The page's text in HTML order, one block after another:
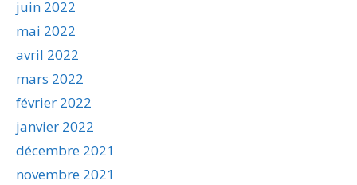
juin 2022
mai 2022
avril 2022
mars 2022
février 2022
janvier 2022
décembre 2021
novembre 2021